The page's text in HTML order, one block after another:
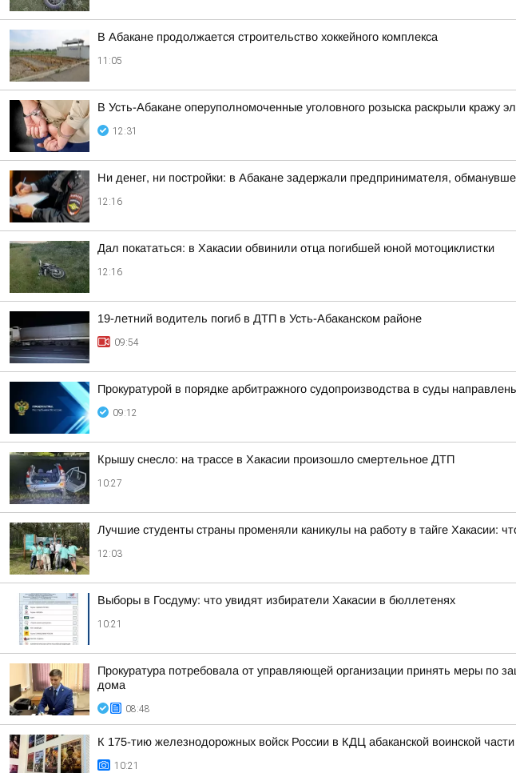
В Абакане продолжается строительство хоккейного комплекса
11:05
В Усть-Абакане оперуполномоченные уголовного розыска раскрыли кражу
12:31
Ни денег, ни постройки: в Абакане задержали предпринимателя,
12:16
Дал покататься: в Хакасии обвинили отца погибшей юной мотоциклистки
12:16
19-летний водитель погиб в ДТП в Усть-Абаканском районе
09:54
Прокуратурой в порядке арбитражного судопроизводства в суды
09:12
Крышу снесло: на трассе в Хакасии произошло смертельное ДТП
10:27
Лучшие студенты страны променяли каникулы на работу в тайге Хакасии:
12:03
Выборы в Госдуму: что увидят избиратели Хакасии в бюллетенях
10:21
Прокуратура потребовала от управляющей организации принять меры по
дома
08:48
К 175-тию железнодорожных войск России в КДЦ абаканской воинской
10:21